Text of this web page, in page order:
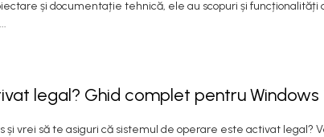
și documentație tehnică, ele au scopuri și
legal? Ghid complet pentru Windows
și vrei să te asiguri că sistemul de operare este activat legal?